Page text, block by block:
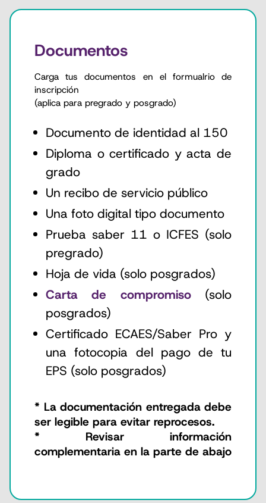
Documentos
Carga tus documentos en el formualrio de
inscripción
(aplica para pregrado y posgrado)
Documento de identidad al 150
Diploma o certificado y acta de
grado
Un recibo de servicio público
Una foto digital tipo documento
Prueba saber 11 o ICFES (solo
pregrado)
Hoja de vida (solo posgrados)
Carta de compromiso (solo
posgrados)
Certificado ECAES/Saber Pro y
una fotocopia del pago de tu
EPS (solo posgrados)
* La documentación entregada debe
ser legible para evitar reprocesos.
* Revisar información
complementaria en la parte de abajo